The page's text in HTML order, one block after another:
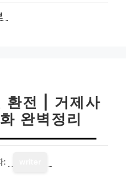
환전 | 거제사
완벽정리
: